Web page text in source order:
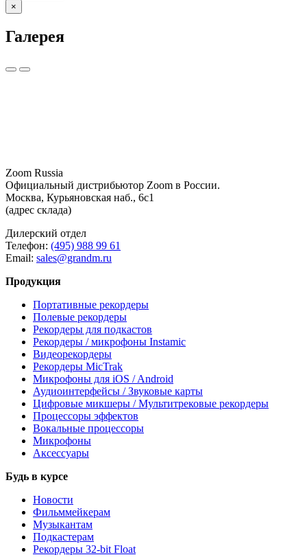
×
Галерея
Zoom Russia
Официальный дистрибьютор Zoom в России.
Москва, Курьяновская наб., 6с1
(адрес склада)
Дилерский отдел
Телефон: (495) 988 99 61
Email: sales@grandm.ru
Продукция
Портативные рекордеры
Полевые рекордеры
Рекордеры для подкастов
Рекордеры / микрофоны Instamic
Видеорекордеры
Рекордеры MicTrak
Микрофоны для iOS / Android
Аудиоинтерфейсы / Звуковые карты
Цифровые микшеры / Мультитрековые рекордеры
Процессоры эффектов
Вокальные процессоры
Микрофоны
Аксессуары
Будь в курсе
Новости
Фильммейкерам
Музыкантам
Подкастерам
Рекордеры 32‑bit Float